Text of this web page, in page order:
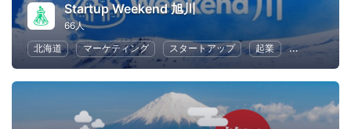
Startup Weekend 旭川
66人
北海道
マーケティング スタートアップ 起業 ビジネス戦略